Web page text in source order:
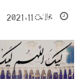
جولائ 11, 2021